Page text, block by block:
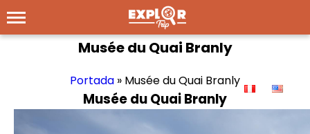
Musée du Quai Branly
Portada » Musée du Quai Branly
Musée du Quai Branly